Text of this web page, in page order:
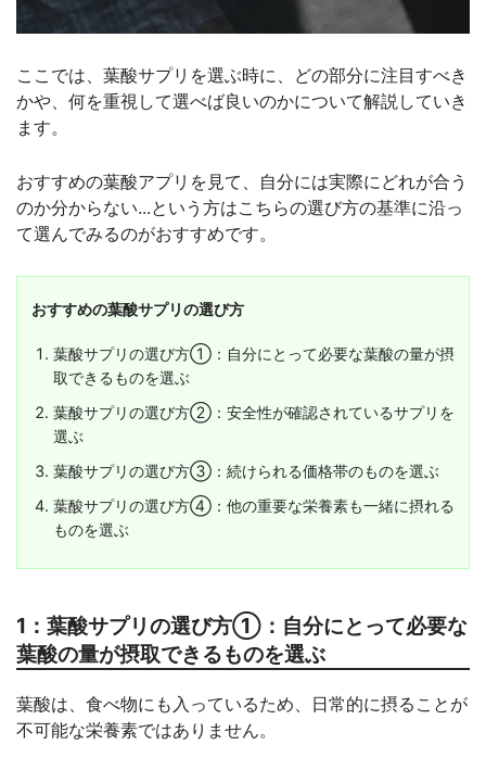
ここでは、葉酸サプリを選ぶ時に、どの部分に注目すべき
かや、何を重視して選べば良いのかについて解説していき
ます。
おすすめの葉酸アプリを見て、自分には実際にどれが合う
のか分からない...という方はこちらの選び方の基準に沿っ
て選んでみるのがおすすめです。
おすすめの葉酸サプリの選び方
葉酸サプリの選び方①：自分にとって必要な葉酸の量が摂
取できるものを選ぶ
葉酸サプリの選び方②：安全性が確認されているサプリを
選ぶ
葉酸サプリの選び方③：続けられる価格帯のものを選ぶ
葉酸サプリの選び方④：他の重要な栄養素も一緒に摂れる
ものを選ぶ
1：葉酸サプリの選び方①：自分にとって必要な
葉酸の量が摂取できるものを選ぶ
葉酸は、食べ物にも入っているため、日常的に摂ることが
不可能な栄養素ではありません。